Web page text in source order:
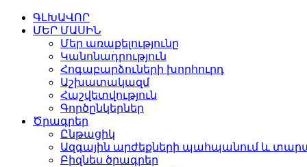
ԳԼԽԱՎՈՐ
ՄԵՐ ՄԱՍԻՆ
Մեր առաքելությունը
Կանոնադրություն
Հոգաբարձուների խորհուրդ
Աշխատակազմ
Հաշվետվություն
Գործընկերներ
Ծրագրեր
Ընթացիկ
Ազգային արժեքների պահպանում և
Բիզնես ծրագրեր